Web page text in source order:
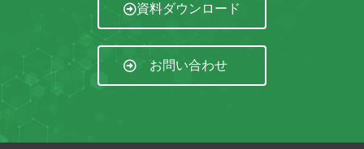
資料ダウンロード
お問い合わせ